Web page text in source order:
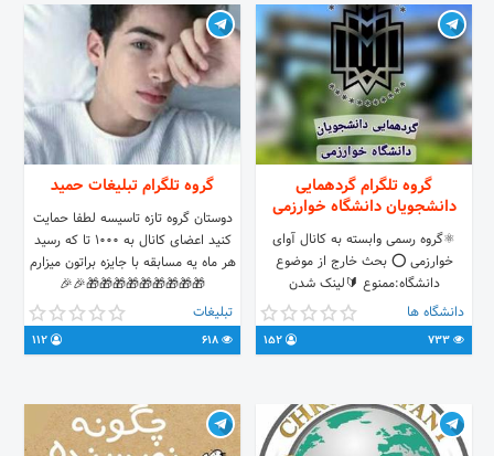
گروه تلگرام گردهمایی
دانشجویان دانشگاه خوارزمی
⚛گروه رسمی وابسته به کانال آوای
خوارزمی ⭕ بحث خارج از موضوع
دانشگاه:ممنوع 🔰لینک شدن
دانشجویان دانشگاه خوارزمی پردیس
تهران و کرج و دبیران انجمن ها و کانون
های علمی دانشگاه 🔸️لینک گروه :
دانشگاه ها
گروه تلگرام تبلیغات حمید
دوستان گروه تازه تاسیسه لطفا حمایت
کنید اعضای کانال به ۱۰۰۰ تا که رسید
هر ماه یه مسابقه با جایزه براتون میزارم
🎁🎁🎁🎁🎁🎁🎁🎁🎁🎉🎉
تبلیغات